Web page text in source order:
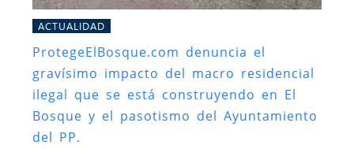
ACTUALIDAD
ProtegeElBosque.com denuncia el
gravísimo impacto del macro residencial
ilegal que se está construyendo en El
Bosque y el pasotismo del Ayuntamiento
del PP.